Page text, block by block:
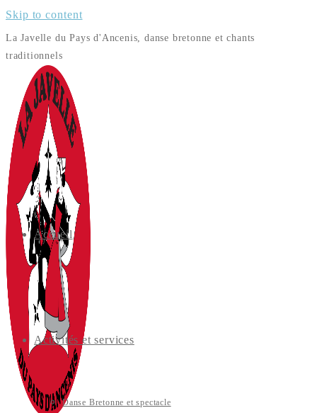
Skip to content
La Javelle du Pays d'Ancenis, danse bretonne et chants
traditionnels
Accueil
Activités et services
Danse Bretonne et spectacle